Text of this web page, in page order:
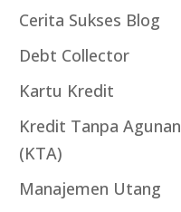
Cerita Sukses Blog
Debt Collector
Kartu Kredit
Kredit Tanpa Agunan
(KTA)
Manajemen Utang